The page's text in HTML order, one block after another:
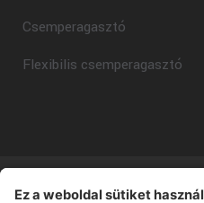
Csemperagasztó
Flexibilis csemperagasztó
Copyright © Mapei Kft - 2025